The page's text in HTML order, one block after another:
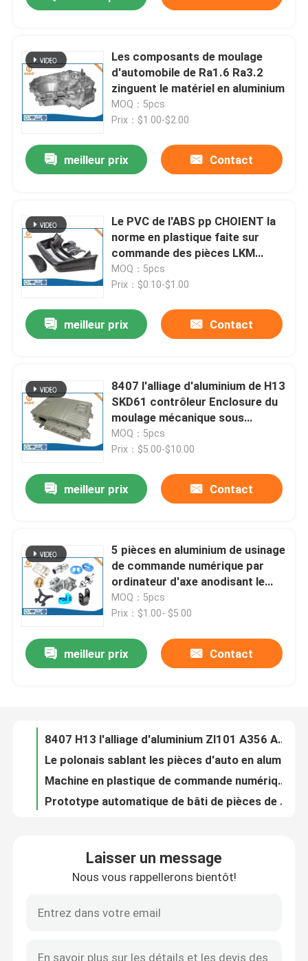
Aperçu
Produits
A propos de nous
Contrôle de la qualité
Contact
L'aluminium moulage mécanique sous pression
Pièces de rechange d'EV
Pièces de usinage de commande numérique par
Les composants de moulage
d'automobile de Ra1.6 Ra3.2
zinguent le matériel en aluminium
MOQ：5pcs
Prix：$1.00-$2.00
meilleur prix Contact
Le PVC de l'ABS pp CHOIENT la
norme en plastique faite sur
commande des pièces LKM
HASCO de l'injection PA66
MOQ：5pcs
Prix：$0.10-$1.00
meilleur prix Contact
8407 l'alliage d'aluminium de H13
SKD61 contrôleur Enclosure du
moulage mécanique sous
pression EV
MOQ：5pcs
Prix：$5.00-$10.00
meilleur prix Contact
5 pièces en aluminium de usinage
de commande numérique par
ordinateur d'axe anodisant le
service de précision
MOQ：5pcs
Prix：$1.00- $5.00
meilleur prix Contact
Services faits sur commande de fabrication de ménage de lingotière de moulage mécanique sous pression d'aluminium d'EICC
8407 H13 l'alliage d'aluminium Zl101 A356 ADC12 de conception de lingotière de moulage mécanique sous pression
Machine en plastique de commande numérique par ordinateur de POM Rapid Prototyping Services Customized d'ABS
Prototype automatique de bâti de pièces de rechange de bâti en plastique industriel de l'ABS PMMA
Laisser un message
Nous vous rappellerons bientôt!